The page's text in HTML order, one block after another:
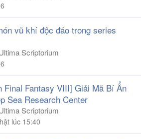
vũ khí độc đáo trong series
Scriptorium
Final Fantasy VIII] Giải Mã Bí Ẩn
Sea Research Center
Scriptorium
lúc 15:40